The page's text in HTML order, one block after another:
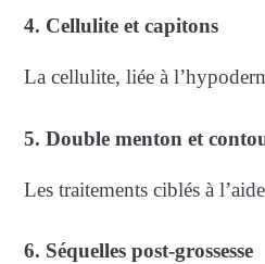
4. Cellulite et capitons
La cellulite, liée à
5. Double menton et
Les traitements ciblés à
6. Séquelles post-grossesse